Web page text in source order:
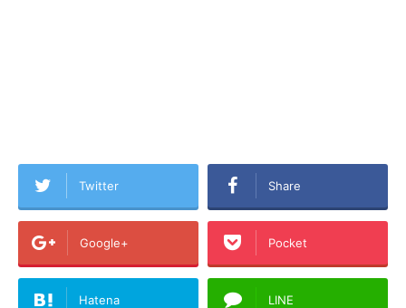
Twitter Share
Google+ Pocket
Hatena LINE